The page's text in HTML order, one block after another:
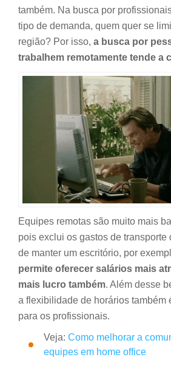
também. Na busca por
tipo de demanda, quem quer se
região? Por isso, a busca por
trabalhem remotamente tende a
Equipes remotas são muito mais
pois exclui os gastos de transporte
de manter um escritório, por
permite oferecer salários mais
mais lucro também. Além desse
a flexibilidade de horários também
para os profissionais.
Veja: Como melhorar a
equipes em home office